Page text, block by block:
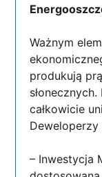
Ważnym
produkują
całkowicie
– Inwestycja